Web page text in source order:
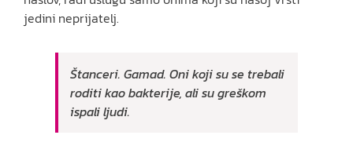
jedini neprijatelj.
Štanceri. Gamad. Oni koji su se trebali
roditi kao bakterije, ali su greškom
ispali ljudi.